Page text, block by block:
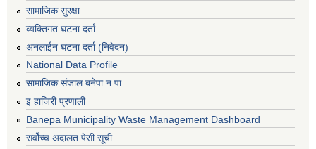
सामाजिक सुरक्षा
व्यक्तिगत घटना दर्ता
अनलाईन घटना दर्ता (निवेदन)
National Data Profile
सामाजिक संजाल बनेपा न.पा.
इ हाजिरी प्रणाली
Banepa Municipality Waste Management Dashboard
सर्वोच्च अदालत पेसी सूची